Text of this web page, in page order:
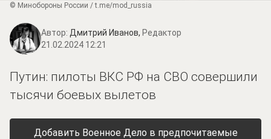
© Минобороны России / t.me/mod_russia
Автор: Дмитрий Иванов, Редактор
21.02.2024 12:21
Путин: пилоты ВКС РФ на СВО совершили
тысячи боевых вылетов
Добавить Военное Дело в предпочитаемые